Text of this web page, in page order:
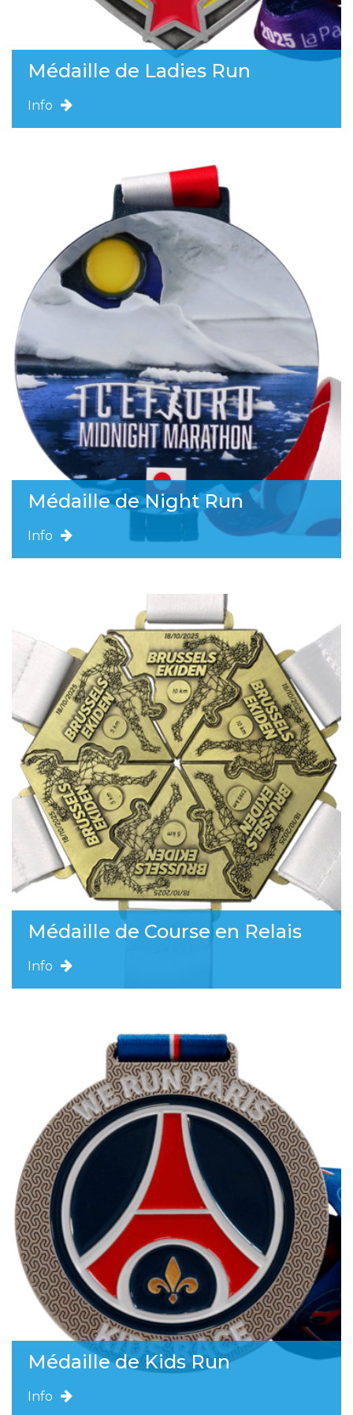
Médaille de Ladies Run
Info
Médaille de Night Run
Info
Médaille de Course en Relais
Info
Médaille de Kids Run
Info